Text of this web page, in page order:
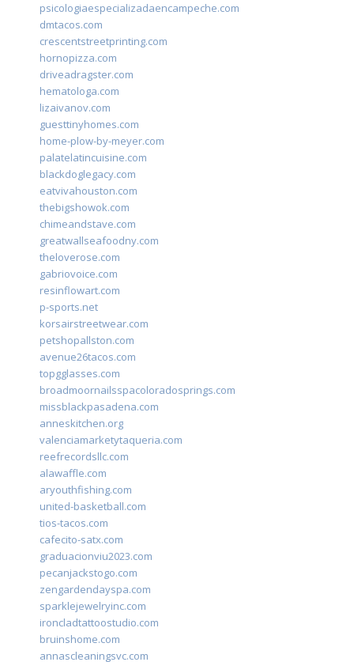
psicologiaespecializadaencampeche.com
dmtacos.com
crescentstreetprinting.com
hornopizza.com
driveadragster.com
hematologa.com
lizaivanov.com
guesttinyhomes.com
home-plow-by-meyer.com
palatelatincuisine.com
blackdoglegacy.com
eatvivahouston.com
thebigshowok.com
chimeandstave.com
greatwallseafoodny.com
theloverose.com
gabriovoice.com
resinflowart.com
p-sports.net
korsairstreetwear.com
petshopallston.com
avenue26tacos.com
topgglasses.com
broadmoornailsspacoloradosprings.com
missblackpasadena.com
anneskitchen.org
valenciamarketytaqueria.com
reefrecordsllc.com
alawaffle.com
aryouthfishing.com
united-basketball.com
tios-tacos.com
cafecito-satx.com
graduacionviu2023.com
pecanjackstogo.com
zengardendayspa.com
sparklejewelryinc.com
ironcladtattoostudio.com
bruinshome.com
annascleaningsvc.com